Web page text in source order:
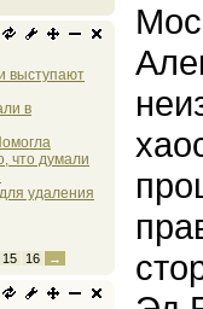
выступают
в
что думали
удаления
15 16 →